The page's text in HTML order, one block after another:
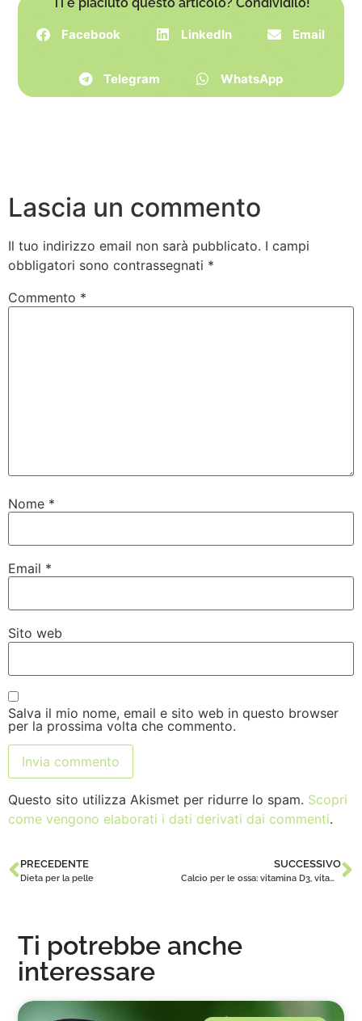
Facebook LinkedIn Email
Telegram WhatsApp
Lascia un commento
Il tuo indirizzo email non sarà pubblicato. I campi
obbligatori sono contrassegnati *
Commento *
Nome *
Email *
Sito web
Salva il mio nome, email e sito web in questo browser
per la prossima volta che commento.
Questo sito utilizza Akismet per ridurre lo spam. Scopri
come vengono elaborati i dati derivati dai commenti.
PRECEDENTE
Dieta per la pelle
SUCCESSIVO
Calcio per le ossa: vitamina D3, vitamina K2
Ti potrebbe anche
interessare